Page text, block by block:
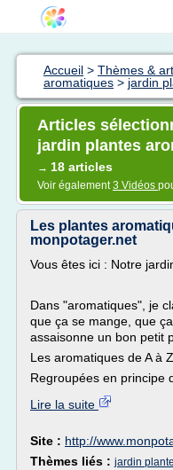
Accueil > Thèmes &
aromatiques > jardin
Articles
jardin plantes
→ 18 articles
Voir également3 Vidéos
Les plantes
monpotager.net
Vous êtes ici : Notre
Dans "aromatiques", je
que ça se mange, que
assaisonne un bon petit
Les aromatiques de A à Z
Regroupées en principe
Lire la suite
Site : http://
Thèmes liés : jardin